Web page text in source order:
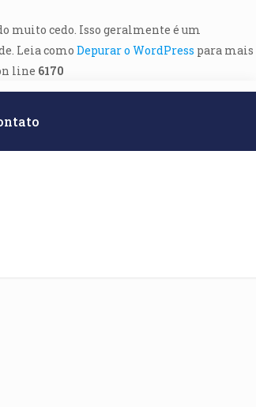
muito cedo. Isso geralmente é um
Leia como Depurar o WordPress para mais
line 6170